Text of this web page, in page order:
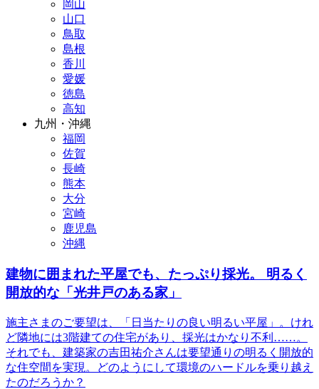
岡山
山口
鳥取
島根
香川
愛媛
徳島
高知
九州・沖縄
福岡
佐賀
長崎
熊本
大分
宮崎
鹿児島
沖縄
建物に囲まれた平屋でも、たっぷり採光。 明るく
開放的な「光井戸のある家」
施主さまのご要望は、「日当たりの良い明るい平屋」。けれ
ど隣地には3階建ての住宅があり、採光はかなり不利……。
それでも、建築家の吉田祐介さんは要望通りの明るく開放的
な住空間を実現。どのようにして環境のハードルを乗り越え
たのだろうか？